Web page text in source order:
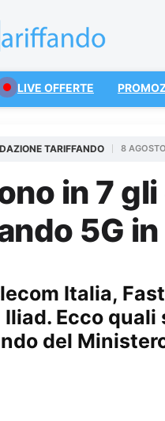
LIVE OFFERTE
in 7
5G
TARIFFANDO 8
Italia,
Iliad. Ecco
del